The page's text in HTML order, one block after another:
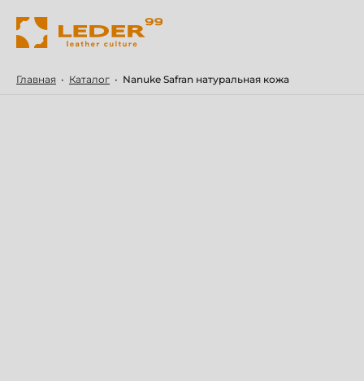
Главная • Каталог • Nanuke Safran натуральная кожа